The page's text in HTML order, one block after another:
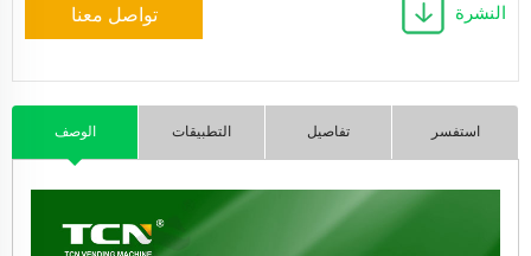
تواصل معنا النشرة
الوصف التطبيقات تفاصيل استفسر